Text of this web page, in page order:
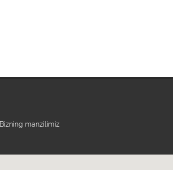
Bizning manzilimiz